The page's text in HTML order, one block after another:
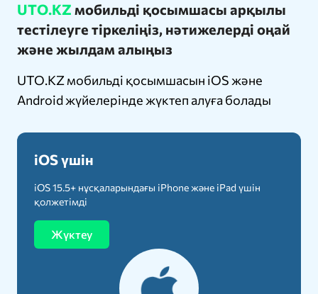
UTO.KZ мобильді қосымшасы арқылы
тестілеуге тіркеліңіз, нәтижелерді оңай
және жылдам алыңыз
UTO.KZ мобильді қосымшасын iOS және
Android жүйелерінде жүктеп алуға болады
iOS үшін
iOS 15.5+ нұсқаларындағы iPhone және iPad үшін
қолжетімді
Жүктеу